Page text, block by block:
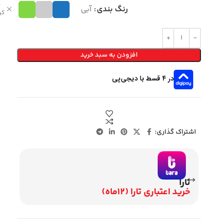
رنگ بندی آبی
افزودن به سبد خرید
در ۴ قسط با دیجی‌پی
اشتراک گذاری:
تارا
خرید اعتباری تارا (12ماه)